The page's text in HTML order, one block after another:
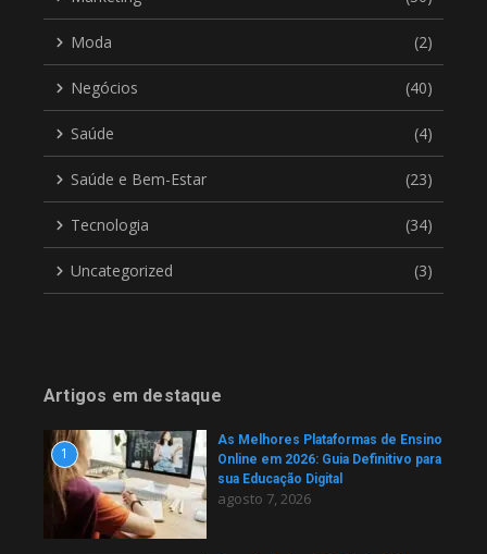
Moda (2)
Negócios (40)
Saúde (4)
Saúde e Bem-Estar (23)
Tecnologia (34)
Uncategorized (3)
Artigos em destaque
1
As Melhores Plataformas de Ensino
Online em 2026: Guia Definitivo para
sua Educação Digital
agosto 7, 2026